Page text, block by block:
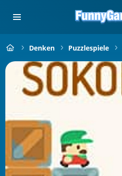
Denken Puzzlespiele